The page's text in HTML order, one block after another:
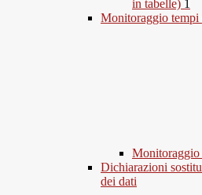
in tabelle) 1
Monitoraggio tempi
Monitoraggio
Dichiarazioni
dei dati